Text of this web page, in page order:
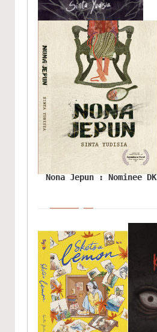
Nona Jepun : Nominee